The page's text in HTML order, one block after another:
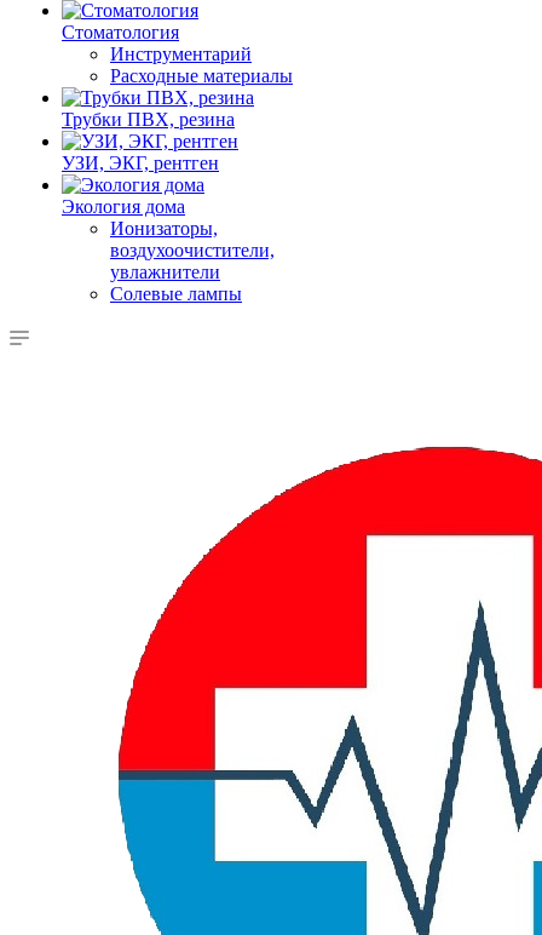
Стоматология
Инструментарий
Расходные материалы
Трубки ПВХ, резина
УЗИ, ЭКГ, рентген
Экология дома
Ионизаторы,
воздухоочистители,
увлажнители
Солевые лампы